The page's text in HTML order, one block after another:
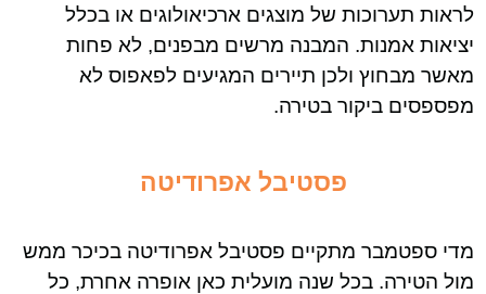
לראות תערוכות של מוצגים ארכיאולוגים או בכלל
יציאות אמנות. המבנה מרשים מבפנים, לא פחות
מאשר מבחוץ ולכן תיירים המגיעים לפאפוס לא
מפספסים ביקור בטירה.
פסטיבל אפרודיטה
מדי ספטמבר מתקיים פסטיבל אפרודיטה בכיכר ממש
מול הטירה. בכל שנה מועלית כאן אופרה אחרת, כל